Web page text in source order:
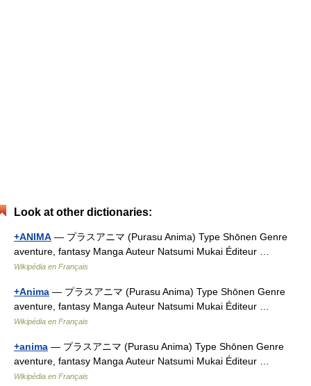
Look at other dictionaries:
+ANIMA — プラスアニマ (Purasu Anima) Type Shōnen Genre
aventure, fantasy Manga Auteur Natsumi Mukai Éditeur …
Wikipédia en Français
+Anima — プラスアニマ (Purasu Anima) Type Shōnen Genre
aventure, fantasy Manga Auteur Natsumi Mukai Éditeur …
Wikipédia en Français
+anima — プラスアニマ (Purasu Anima) Type Shōnen Genre
aventure, fantasy Manga Auteur Natsumi Mukai Éditeur …
Wikipédia en Français